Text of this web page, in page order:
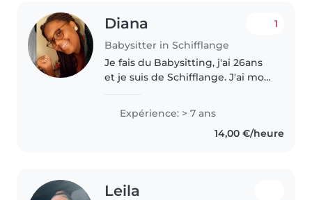
Diana
Babysitter in Schifflange
1
Je fais du Babysitting, j'ai 26ans
et je suis de Schifflange. J'ai mon
enfants de toutes âges.
Actuellement je travaille..
Expérience: > 7 ans
14,00 €/heure
Leila